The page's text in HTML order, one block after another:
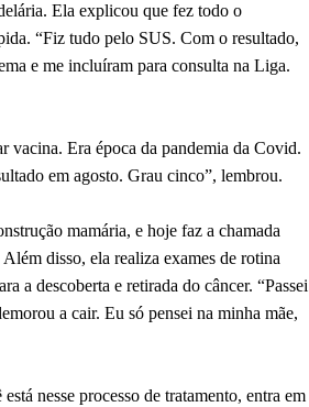
Ela explicou que fez todo o
“Fiz tudo pelo SUS. Com o resultado,
e me incluíram para consulta na Liga.
vacina. Era época da pandemia da Covid.
em agosto. Grau cinco”, lembrou.
mamária, e hoje faz a chamada
disso, ela realiza exames de rotina
a descoberta e retirada do câncer. “Passei
a cair. Eu só pensei na minha mãe,
nesse processo de tratamento, entra em